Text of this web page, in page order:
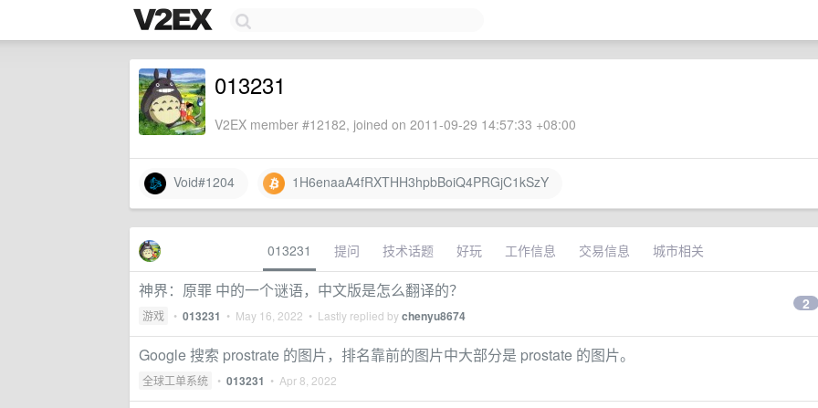
013231
V2EX member #12182, joined on 2011-09-29 14:57:33 +08:00
Void#1204 1H6enaaA4fRXTHH3hpbBoiQ4PRGjC1kSzY
013231 提问 技术话题 好玩 工作信息 交易信息 城市相关
神界：原罪 中的一个谜语，中文版是怎么翻译的？
游戏 • 013231 • May 16, 2022 • Lastly replied bychenyu8674
2
Google 搜索 prostrate 的图片，排名靠前的图片中大部分是 prostate 的图片。
全球工单系统 • 013231 • Apr 8, 2022